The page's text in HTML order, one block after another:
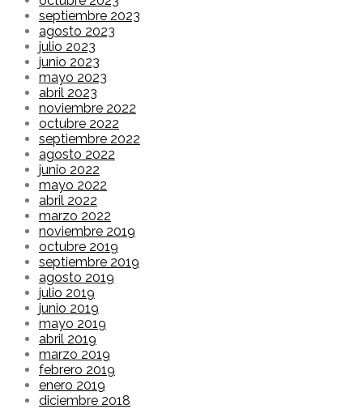
septiembre 2023
agosto 2023
julio 2023
junio 2023
mayo 2023
abril 2023
noviembre 2022
octubre 2022
septiembre 2022
agosto 2022
junio 2022
mayo 2022
abril 2022
marzo 2022
noviembre 2019
octubre 2019
septiembre 2019
agosto 2019
julio 2019
junio 2019
mayo 2019
abril 2019
marzo 2019
febrero 2019
enero 2019
diciembre 2018